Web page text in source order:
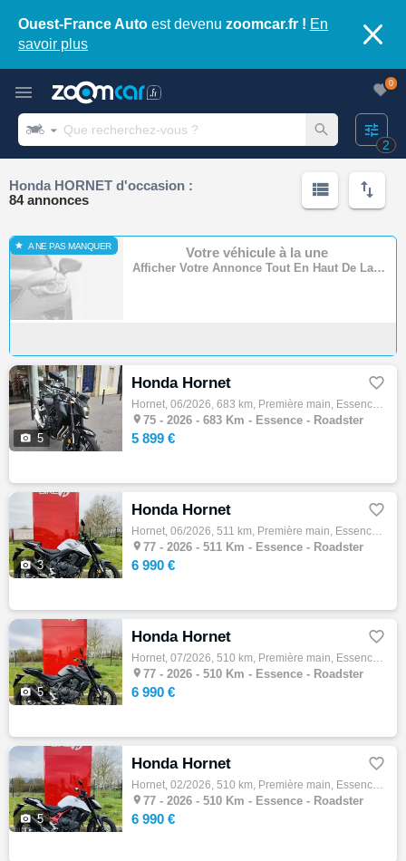
Ouest-France Auto est devenu zoomcar.fr ! En
savoir plus
2
0
Honda HORNET d'occasion :
84 annonces
A NE PAS MANQUER Votre véhicule à la une
Afficher Votre Annonce Tout En Haut De La Page
 5
Honda Hornet 
Hornet, 06/2026, 683 km, Première main, Essence, 500cm³, Couleur noir, 5899 € Equipements : ABS,Assurance sur place,Démarches administrativ…
 75 - 2026 - 683 Km - Essence - Roadster
5 899 €
 3
Honda Hornet 
Hornet, 06/2026, 511 km, Première main, Essence, 750cm³, Couleur gris, 6990 € Equipements : *1er main *véhicule direction *faire fin de rod…
 77 - 2026 - 511 Km - Essence - Roadster
6 990 €
 5
Honda Hornet 
Hornet, 07/2026, 510 km, Première main, Essence, 750cm³, Couleur noir, 6990 € Equipements : *1er main *véhicule direction *faire fin de rod…
 77 - 2026 - 510 Km - Essence - Roadster
6 990 €
 5
Honda Hornet 
Hornet, 02/2026, 510 km, Première main, Essence, 750cm³, Couleur blanc, 6990 € Equipements : *1er main *véhicule direction *faire fin de ro…
 77 - 2026 - 510 Km - Essence - Roadster
6 990 €